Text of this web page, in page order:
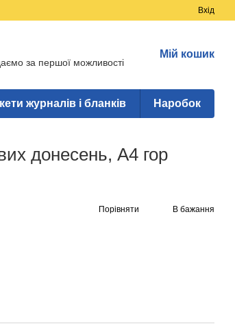
Вхід
за першої можливості
Мій кошик
журналів і бланків Наробок
донесень, А4 гор
Порівняти В бажання